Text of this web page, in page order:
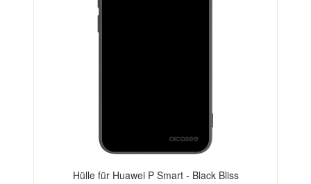
Hülle für Huawei P Smart - Black Bliss